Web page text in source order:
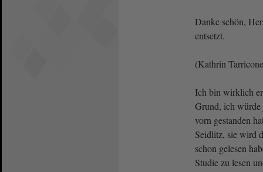
Danke schön,
entsetzt.
(Kathrin
Ich bin wirklich
Grund, ich würde
vorn gestanden
Seidlitz, sie wird
schon gelesen
Studie zu lesen